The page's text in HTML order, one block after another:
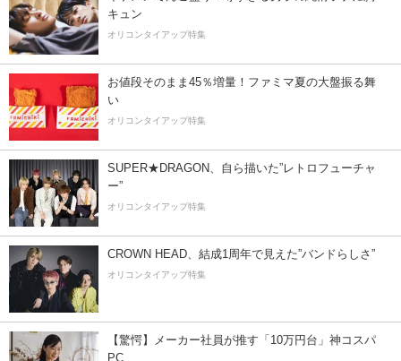
キュン
オリコンタイアップ特集
お値段そのまま45％増量！ファミマ夏の大盤振る舞
い
オリコンタイアップ特集
SUPER★DRAGON、自ら描いた”レトロフューチャ
ー”
オリコンタイアップ特集
CROWN HEAD、結成1周年で見えた”バンドらしさ”
オリコンタイアップ特集
【驚愕】メーカー社員が推す「10万円台」神コスパ
PC